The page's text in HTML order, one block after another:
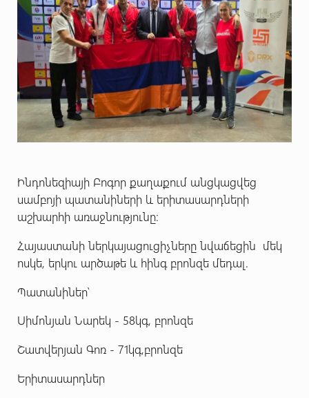
Ինդոնեզիայի Բոգոր քաղաքում անցկացվեց
սամբոյի պատանիների և երիտասարդների
աշխարհի առաջնությունը։
Հայաստանի ներկայացուցիչները նվաճեցին մեկ
ոսկե, երկու արծաթե և հինգ բրոնզե մեդալ.
Պատանիներ՝
Սիմոնյան Նարեկ - 58կգ, բրոնզե
Շատվերյան Գոռ - 71կգ,բրոնզե
Երիտասարդներ